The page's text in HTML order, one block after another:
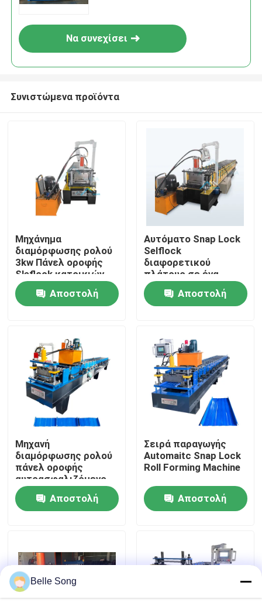
Σπίτι
Προϊόντα
Περίπου εμείς
Γύρος εργοστασίων
Ποιοτικός έλεγχος
Μας ελάτε σε επαφή με
Ειδήσεις
ρόλος φύλλων υλικού κατασκευής σκεπής που
Διπλός ρόλος στρώματος που διαμορφώνει τη
Να συνεχίσει
Συνιστώμενα προϊόντα
Μηχάνημα
διαμόρφωσης ρολού
3kw Πάνελ οροφής
Sleflock κατοικιών
Αποστολή
Αυτόματο Snap Lock
Selflock
διαφορετικού
πλάτους σε ένα
μηχάνημα
Αποστολή
Μηχανή
διαμόρφωσης ρολού
πάνελ οροφής
αυτοασφαλιζόμενο
Αποστολή
Σειρά παραγωγής
Automaitc Snap Lock
Roll Forming Machine
Αποστολή
Belle Song